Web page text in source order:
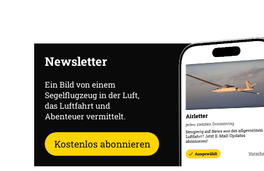
Newsletter
Ein Bild von einem
Segelflugzeug in der Luft,
das Luftfahrt und
Abenteuer vermittelt.
Kostenlos abonnieren